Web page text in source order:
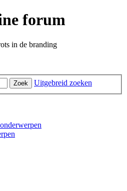
forum
in de branding
Zoek Uitgebreid zoeken